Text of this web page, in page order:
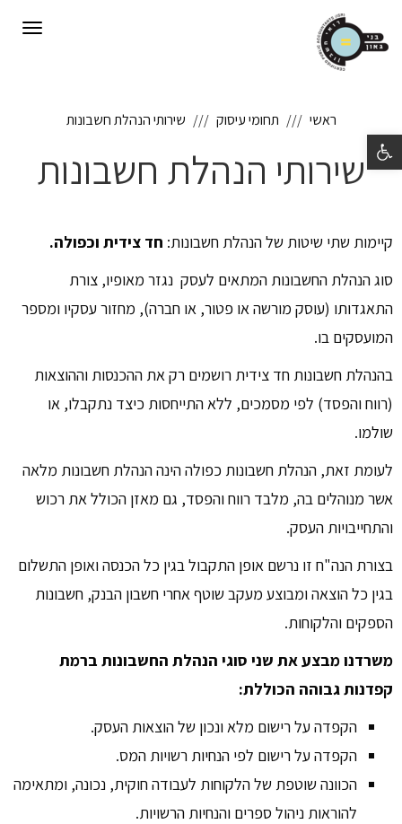
פתח סרגל נגישות
ראשי תחומי עיסוק שירותי הנהלת חשבונות
שירותי הנהלת חשבונות
קיימות שתי שיטות של הנהלת חשבונות: חד צידית וכפולה.
סוג הנהלת החשבונות המתאים לעסק נגזר מאופיו, צורת
התאגדותו (עוסק מורשה או פטור, או חברה), מחזור עסקיו ומספר
המועסקים בו.
בהנהלת חשבונות חד צידית רושמים רק את ההכנסות וההוצאות
(רווח והפסד) לפי מסמכים, ללא התייחסות כיצד נתקבלו, או
שולמו.
לעומת זאת, הנהלת חשבונות כפולה הינה הנהלת חשבונות מלאה
אשר מנוהלים בה, מלבד רווח והפסד, גם מאזן הכולל את רכוש
והתחייבויות העסק.
בצורת הנה"ח זו נרשם אופן התקבול בגין כל הכנסה ואופן התשלום
בגין כל הוצאה ומבוצע מעקב שוטף אחרי חשבון הבנק, חשבונות
הספקים והלקוחות.
משרדנו מבצע את שני סוגי הנהלת החשבונות ברמת
קפדנות גבוהה הכוללת:
הקפדה על רישום מלא ונכון של הוצאות העסק.
הקפדה על רישום לפי הנחיות רשויות המס.
הכוונה שוטפת של הלקוחות לעבודה חוקית, נכונה, ומתאימה
להוראות ניהול ספרים והנחיות הרשויות.